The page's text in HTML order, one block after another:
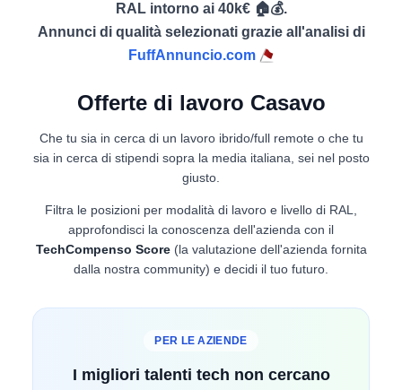
RAL intorno ai 40k€ 🏠💰.
Annunci di qualità selezionati grazie all'analisi di
FuffAnnuncio.com
Offerte di lavoro Casavo
Che tu sia in cerca di un lavoro ibrido/full remote o che tu
sia in cerca di stipendi sopra la media italiana, sei nel posto
giusto.
Filtra le posizioni per modalità di lavoro e livello di RAL,
approfondisci la conoscenza dell'azienda con il
TechCompenso Score(la valutazione dell'azienda fornita
dalla nostra community) e decidi il tuo futuro.
PER LE AZIENDE
I migliori talenti tech non cercano